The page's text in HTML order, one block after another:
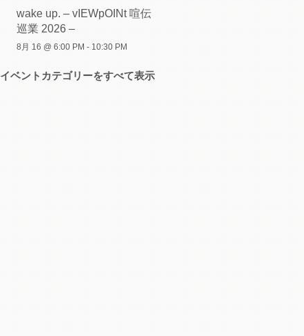
wake up. – vIEWpOINt 喧伝
巡業 2026 –
8月 16 @ 6:00 PM - 10:30 PM
イベントカテゴリーをすべて表示